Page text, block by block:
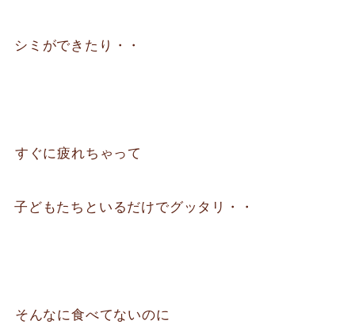
シミができたり・・
⁡すぐに疲れちゃって
子どもたちといるだけでグッタリ・・
⁡そんなに食べてないのに